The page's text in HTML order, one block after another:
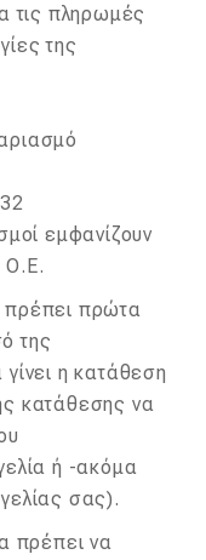
τις πληρωμές
της
εμφανίζουν
Ο.Ε.
πρώτα
της
η κατάθεση
κατάθεσης να
ή -ακόμα
σας).
πρέπει να